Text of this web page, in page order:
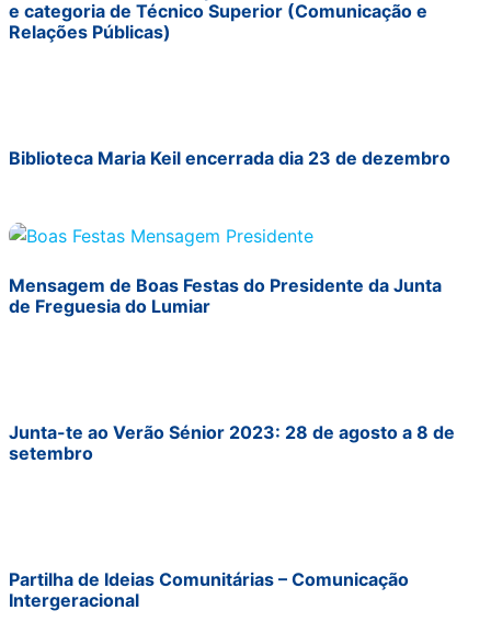
e categoria de Técnico Superior (Comunicação e
Relações Públicas)
Biblioteca Maria Keil encerrada dia 23 de dezembro
Mensagem de Boas Festas do Presidente da Junta
de Freguesia do Lumiar
Junta-te ao Verão Sénior 2023: 28 de agosto a 8 de
setembro
Partilha de Ideias Comunitárias – Comunicação
Intergeracional